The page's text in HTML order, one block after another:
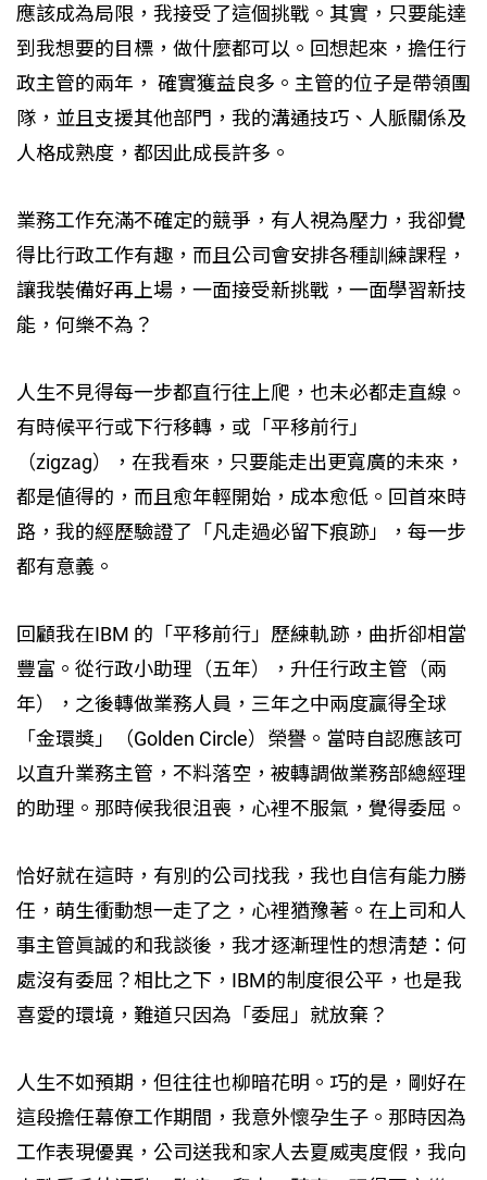
應該成為局限，我接受了這個挑戰。其實，只要能達
到我想要的目標，做什麼都可以。回想起來，擔任行
政主管的兩年， 確實獲益良多。主管的位子是帶領團
隊，並且支援其他部門，我的溝通技巧、人脈關係及
人格成熟度，都因此成長許多。
業務工作充滿不確定的競爭，有人視為壓力，我卻覺
得比行政工作有趣，而且公司會安排各種訓練課程，
讓我裝備好再上場，一面接受新挑戰，一面學習新技
能，何樂不為？
人生不見得每一步都直行往上爬，也未必都走直線。
有時候平行或下行移轉，或「平移前行」
（zigzag），在我看來，只要能走出更寬廣的未來，
都是値得的，而且愈年輕開始，成本愈低。回首來時
路，我的經歷驗證了「凡走過必留下痕跡」，每一步
都有意義。
回顧我在IBM 的「平移前行」歷練軌跡，曲折卻相當
豐富。從行政小助理（五年），升任行政主管（兩
年），之後轉做業務人員，三年之中兩度贏得全球
「金環獎」（Golden Circle）榮譽。當時自認應該可
以直升業務主管，不料落空，被轉調做業務部總經理
的助理。那時候我很沮喪，心裡不服氣，覺得委屈。
恰好就在這時，有別的公司找我，我也自信有能力勝
任，萌生衝動想一走了之，心裡猶豫著。在上司和人
事主管眞誠的和我談後，我才逐漸理性的想淸楚：何
處沒有委屈？相比之下，IBM的制度很公平，也是我
喜愛的環境，難道只因為「委屈」就放棄？
人生不如預期，但往往也柳暗花明。巧的是，剛好在
這段擔任幕僚工作期間，我意外懷孕生子。那時因為
工作表現優異，公司送我和家人去夏威夷度假，我向